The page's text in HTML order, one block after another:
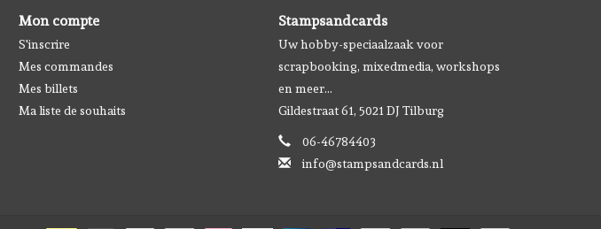
Mon compte
S'inscrire
Mes commandes
Mes billets
Ma liste de souhaits
Stampsandcards
Uw hobby-speciaalzaak voor
scrapbooking, mixedmedia, workshops
en meer...
Gildestraat 61, 5021 DJ Tilburg
06-46784403
info@stampsandcards.nl